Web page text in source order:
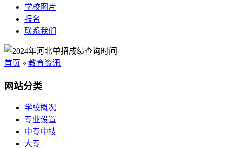
学校图片
报名
联系我们
首页 » 教育资讯
网站分类
学校概况
专业设置
中专中技
大专